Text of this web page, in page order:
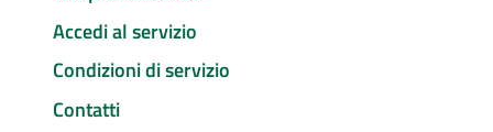
Accedi al servizio
Condizioni di servizio
Contatti